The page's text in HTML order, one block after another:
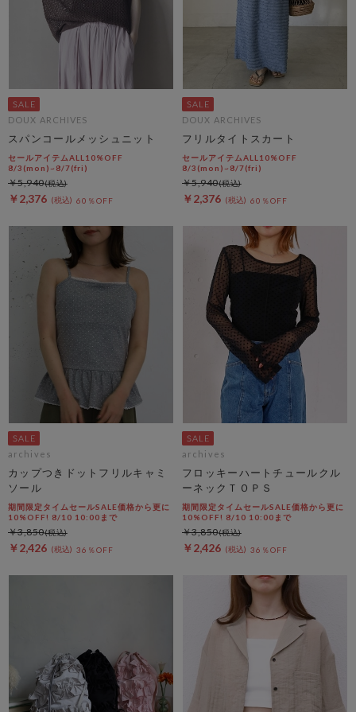
DOUX ARCHIVES
スパンコールメッシュニット
セールアイテムALL10%OFF
8/3(mon)~8/7(fri)
￥2,376 60％OFF
￥5,940
DOUX ARCHIVES
フリルタイトスカート
セールアイテムALL10%OFF
8/3(mon)~8/7(fri)
￥2,376 60％OFF
￥5,940
archives
カップつきドットフリルキャミ
ソール
期間限定タイムセールSALE価格から更に
10%OFF! 8/10 10:00まで
￥2,426 36％OFF
￥3,850
archives
フロッキーハートチュールクル
ーネックＴＯＰＳ
期間限定タイムセールSALE価格から更に
10%OFF! 8/10 10:00まで
￥2,426 36％OFF
￥3,850